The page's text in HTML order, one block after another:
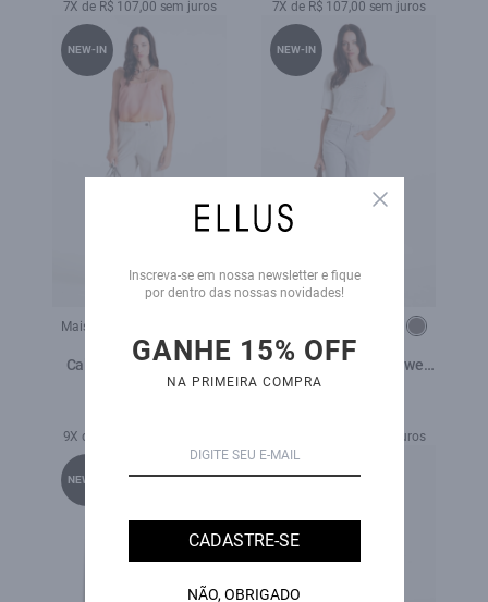
7X de R$ 107,00 sem juros 7X de R$ 107,00 sem juros
Mais cores:
Calça Tailoring Slim b
Faca Buttons Areia
9X de R$ 108,78 sem juros
NEW-IN
Calça Color Twill Power
Gisele Prata
7X de R$ 102,71 sem juros
NEW-IN
NEW-IN NEW-IN
Close
Inscreva-se em nossa newsletter e fique
por dentro das nossas novidades!
GANHE 15% OFF
NA PRIMEIRA COMPRA
CADASTRE-SE
NÃO, OBRIGADO